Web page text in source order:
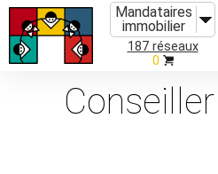
Mandataires
immobilier
187 réseaux
0